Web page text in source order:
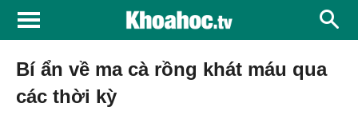
Bí ẩn về ma cà rồng khát máu qua
các thời kỳ